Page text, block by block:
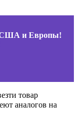
США и Европы!
товар
аналогов на